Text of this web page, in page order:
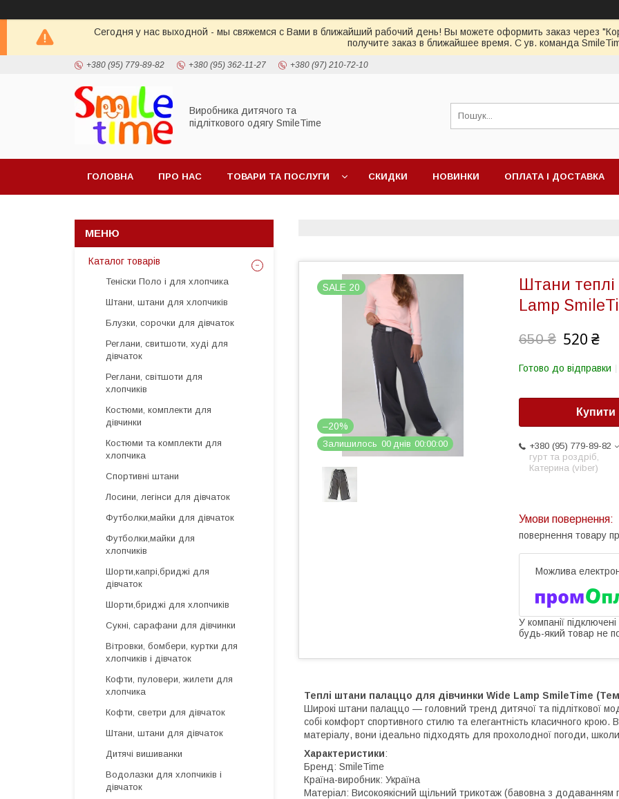
Сегодня у нас выходной - мы свяжемся с Вами в ближайший рабочий день! Вы можете оформить заказ через
получите заказ в ближайшее время. С ув. команда
+380 (95) 779-89-82 +380 (95) 362-11-27 +380 (97) 210-72-10
Виробника дитячого та
підліткового одягу SmileTime
ГОЛОВНА ПРО НАС ТОВАРИ ТА ПОСЛУГИ СКИДКИ НОВИНКИ ОПЛАТА І ДОСТАВКА
SALE 20
–20%
Залишилось 00 днів 00 00 00
Штани
Lamp
650 ₴ 520 ₴
Готово до відправки
Купити
+380 (95) 779-89-82
гурт та роздріб,
Катерина (viber)
повернення товару
У компанії
будь-який товар не
Теплі штани палаццо для дівчинки Wide Lamp SmileTime
Широкі штани палаццо — головний тренд дитячої та підліткової
собі комфорт спортивного стилю та елегантність класичного крою.
матеріалу, вони ідеально підходять для прохолодної погоди,
Характеристики:
Бренд: SmileTime
Країна-виробник: Україна
Матеріал: Високоякісний щільний трикотаж (бавовна з додаванням
Каталог товарів
Теніски Поло і для хлопчика
Штани, штани для хлопчиків
Блузки, сорочки для дівчаток
Реглани, свитшоти, худі для
дівчаток
Реглани, світшоти для
хлопчиків
Костюми, комплекти для
дівчинки
Костюми та комплекти для
хлопчика
Спортивні штани
Лосини, легінси для дівчаток
Футболки,майки для дівчаток
Футболки,майки для
хлопчиків
Шорти,капрі,бриджі для
дівчаток
Шорти,бриджі для хлопчиків
Сукні, сарафани для дівчинки
Вітровки, бомбери, куртки для
хлопчиків і дівчаток
Кофти, пуловери, жилети для
хлопчика
Кофти, светри для дівчаток
Штани, штани для дівчаток
Дитячі вишиванки
Водолазки для хлопчиків і
дівчаток